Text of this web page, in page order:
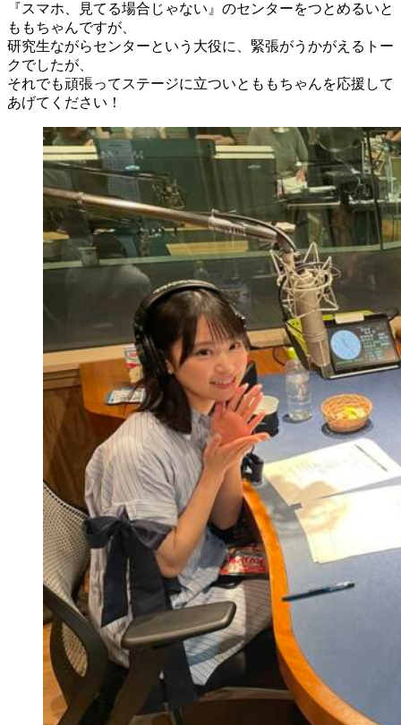
『スマホ、見てる場合じゃない』のセンターをつとめるいと
ももちゃんですが、
研究生ながらセンターという大役に、緊張がうかがえるトー
クでしたが、
それでも頑張ってステージに立ついとももちゃんを応援して
あげてください！